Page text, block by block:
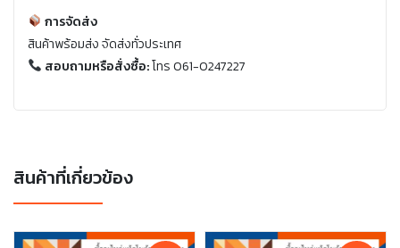
การจัดส่ง
สินค้าพร้อมส่ง จัดส่งทั่วประเทศ
สอบถามหรือสั่งซื้อ:โทร 061-0247227
สินค้าที่เกี่ยวข้อง